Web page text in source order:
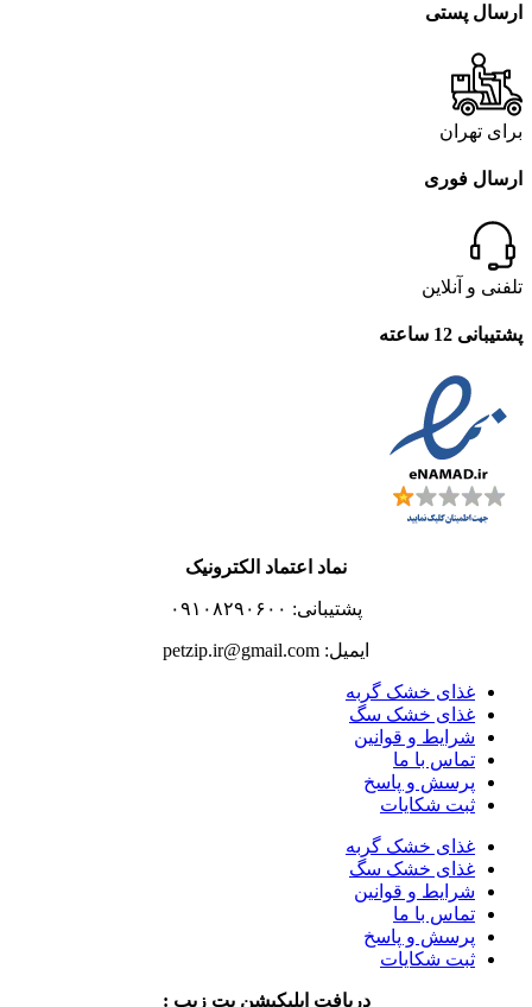
ارسال پستی
برای تهران
ارسال فوری
تلفنی و آنلاین
پشتیبانی 12 ساعته
نماد اعتماد الکترونیک
پشتیبانی: ۰۹۱۰۸۲۹۰۶۰۰
ایمیل: petzip.ir@gmail.com
غذای خشک گربه
غذای خشک سگ
شرایط و قوانین
تماس با ما
پرسش و پاسخ
ثبت شکایات
غذای خشک گربه
غذای خشک سگ
شرایط و قوانین
تماس با ما
پرسش و پاسخ
ثبت شکایات
دریافت اپلیکیشن پت زیپ :